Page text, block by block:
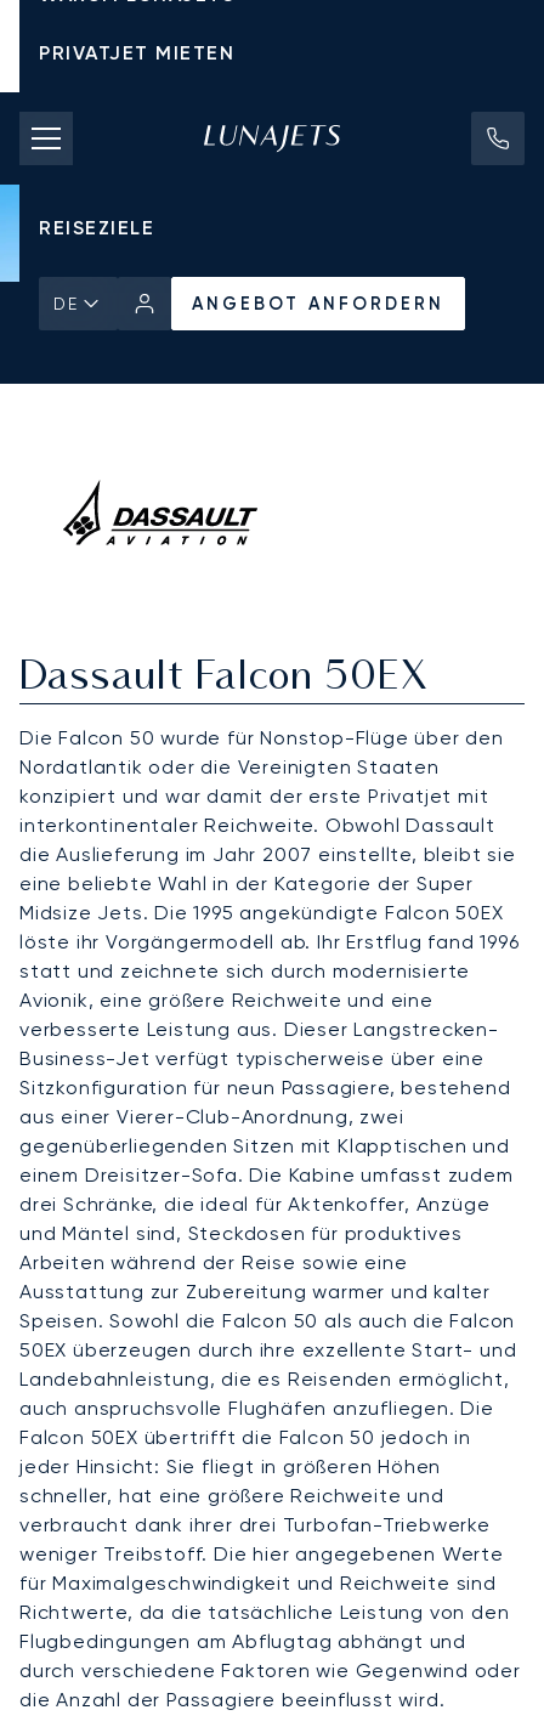
PRIVATJET MIETEN
CHARTERPREISE
PRIVATJETS
REISEZIELE
DE
ANGEBOT ANFORDERN
ANGEBOT ANFORDERN
Dassault Falcon 50EX
Die Falcon 50 wurde für Nonstop-Flüge über den
Nordatlantik oder die Vereinigten Staaten
konzipiert und war damit der erste Privatjet mit
interkontinentaler Reichweite. Obwohl Dassault
die Auslieferung im Jahr 2007 einstellte, bleibt sie
eine beliebte Wahl in der Kategorie der Super
Midsize Jets. Die 1995 angekündigte Falcon 50EX
löste ihr Vorgängermodell ab. Ihr Erstflug fand 1996
statt und zeichnete sich durch modernisierte
Avionik, eine größere Reichweite und eine
verbesserte Leistung aus. Dieser Langstrecken-
Business-Jet verfügt typischerweise über eine
Sitzkonfiguration für neun Passagiere, bestehend
aus einer Vierer-Club-Anordnung, zwei
gegenüberliegenden Sitzen mit Klapptischen und
einem Dreisitzer-Sofa. Die Kabine umfasst zudem
drei Schränke, die ideal für Aktenkoffer, Anzüge
und Mäntel sind, Steckdosen für produktives
Arbeiten während der Reise sowie eine
Ausstattung zur Zubereitung warmer und kalter
Speisen. Sowohl die Falcon 50 als auch die Falcon
50EX überzeugen durch ihre exzellente Start- und
Landebahnleistung, die es Reisenden ermöglicht,
auch anspruchsvolle Flughäfen anzufliegen. Die
Falcon 50EX übertrifft die Falcon 50 jedoch in
jeder Hinsicht: Sie fliegt in größeren Höhen
schneller, hat eine größere Reichweite und
verbraucht dank ihrer drei Turbofan-Triebwerke
weniger Treibstoff. Die hier angegebenen Werte
für Maximalgeschwindigkeit und Reichweite sind
Richtwerte, da die tatsächliche Leistung von den
Flugbedingungen am Abflugtag abhängt und
durch verschiedene Faktoren wie Gegenwind oder
die Anzahl der Passagiere beeinflusst wird.